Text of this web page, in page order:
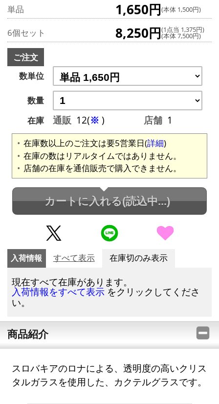
単品 1,650円(本体 1,500円)
6個セット 8,250円(1点当 1,375円)
(本体 7,500円)
ご注文
数単位
数量
在庫
通販 12(※ ) 店舗 1
在庫数以上のご注文は要5営業日(詳細)
在庫の数はリアルタイムではありません。
店舗の在庫を通信販売で購入できません。
カートに入れる(読込中...)
入荷情報 すべて表示 在庫切のみ表示
現在すべて在庫があります。
入荷情報をすべて表示 をクリックしてくださ
い。
商品紹介
スロバキアのロナによる、透明度の高いクリス
タルガラスを使用した、カクテルグラスです。